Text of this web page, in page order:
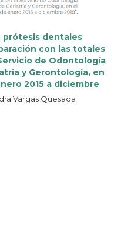
prótesis dentales
con las totales
de Odontología
y Gerontología, en
2015 a diciembre
Vargas Quesada